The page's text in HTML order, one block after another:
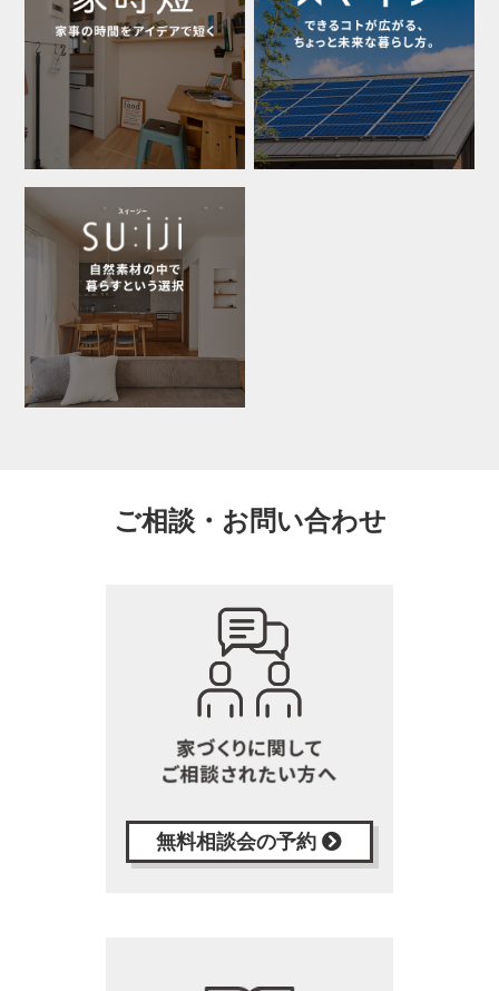
ご相談・お問い合わせ
無料相談会の予約